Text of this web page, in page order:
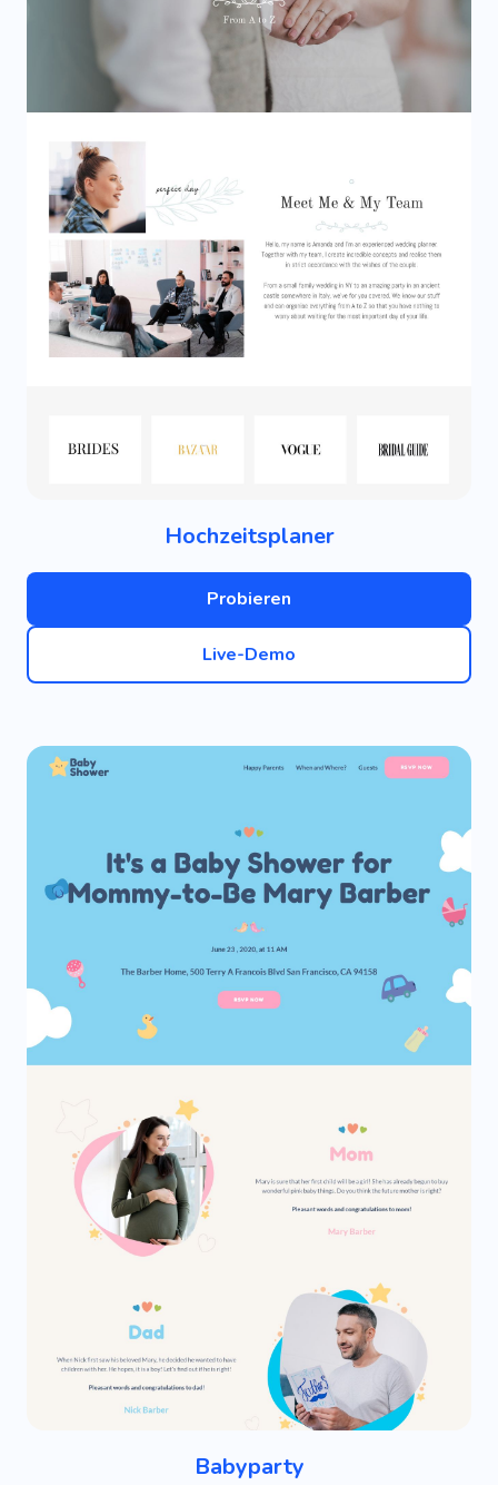
Hochzeitsplaner
Probieren
Live-Demo
Babyparty